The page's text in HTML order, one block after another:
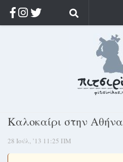
Στοχασμοί & αποφθέγματα
Διαφήμιση
Καλοκαίρι στην Αθήνα
28 Ιούλ, ’13 11:25 ΠΜ